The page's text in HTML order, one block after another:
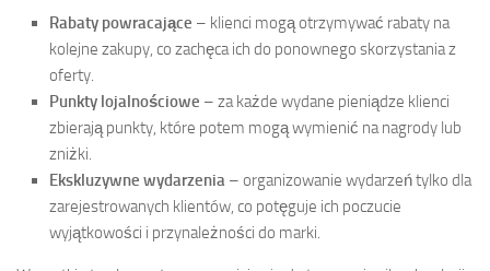
Rabaty powracające – klienci mogą otrzymywać rabaty na
kolejne zakupy, co zachęca ich do ponownego skorzystania z
oferty.
Punkty lojalnościowe – za każde wydane pieniądze klienci
zbierają punkty, które potem mogą wymienić na nagrody lub
zniżki.
Ekskluzywne wydarzenia – organizowanie wydarzeń tylko dla
zarejestrowanych klientów, co potęguje ich poczucie
wyjątkowości i przynależności do marki.